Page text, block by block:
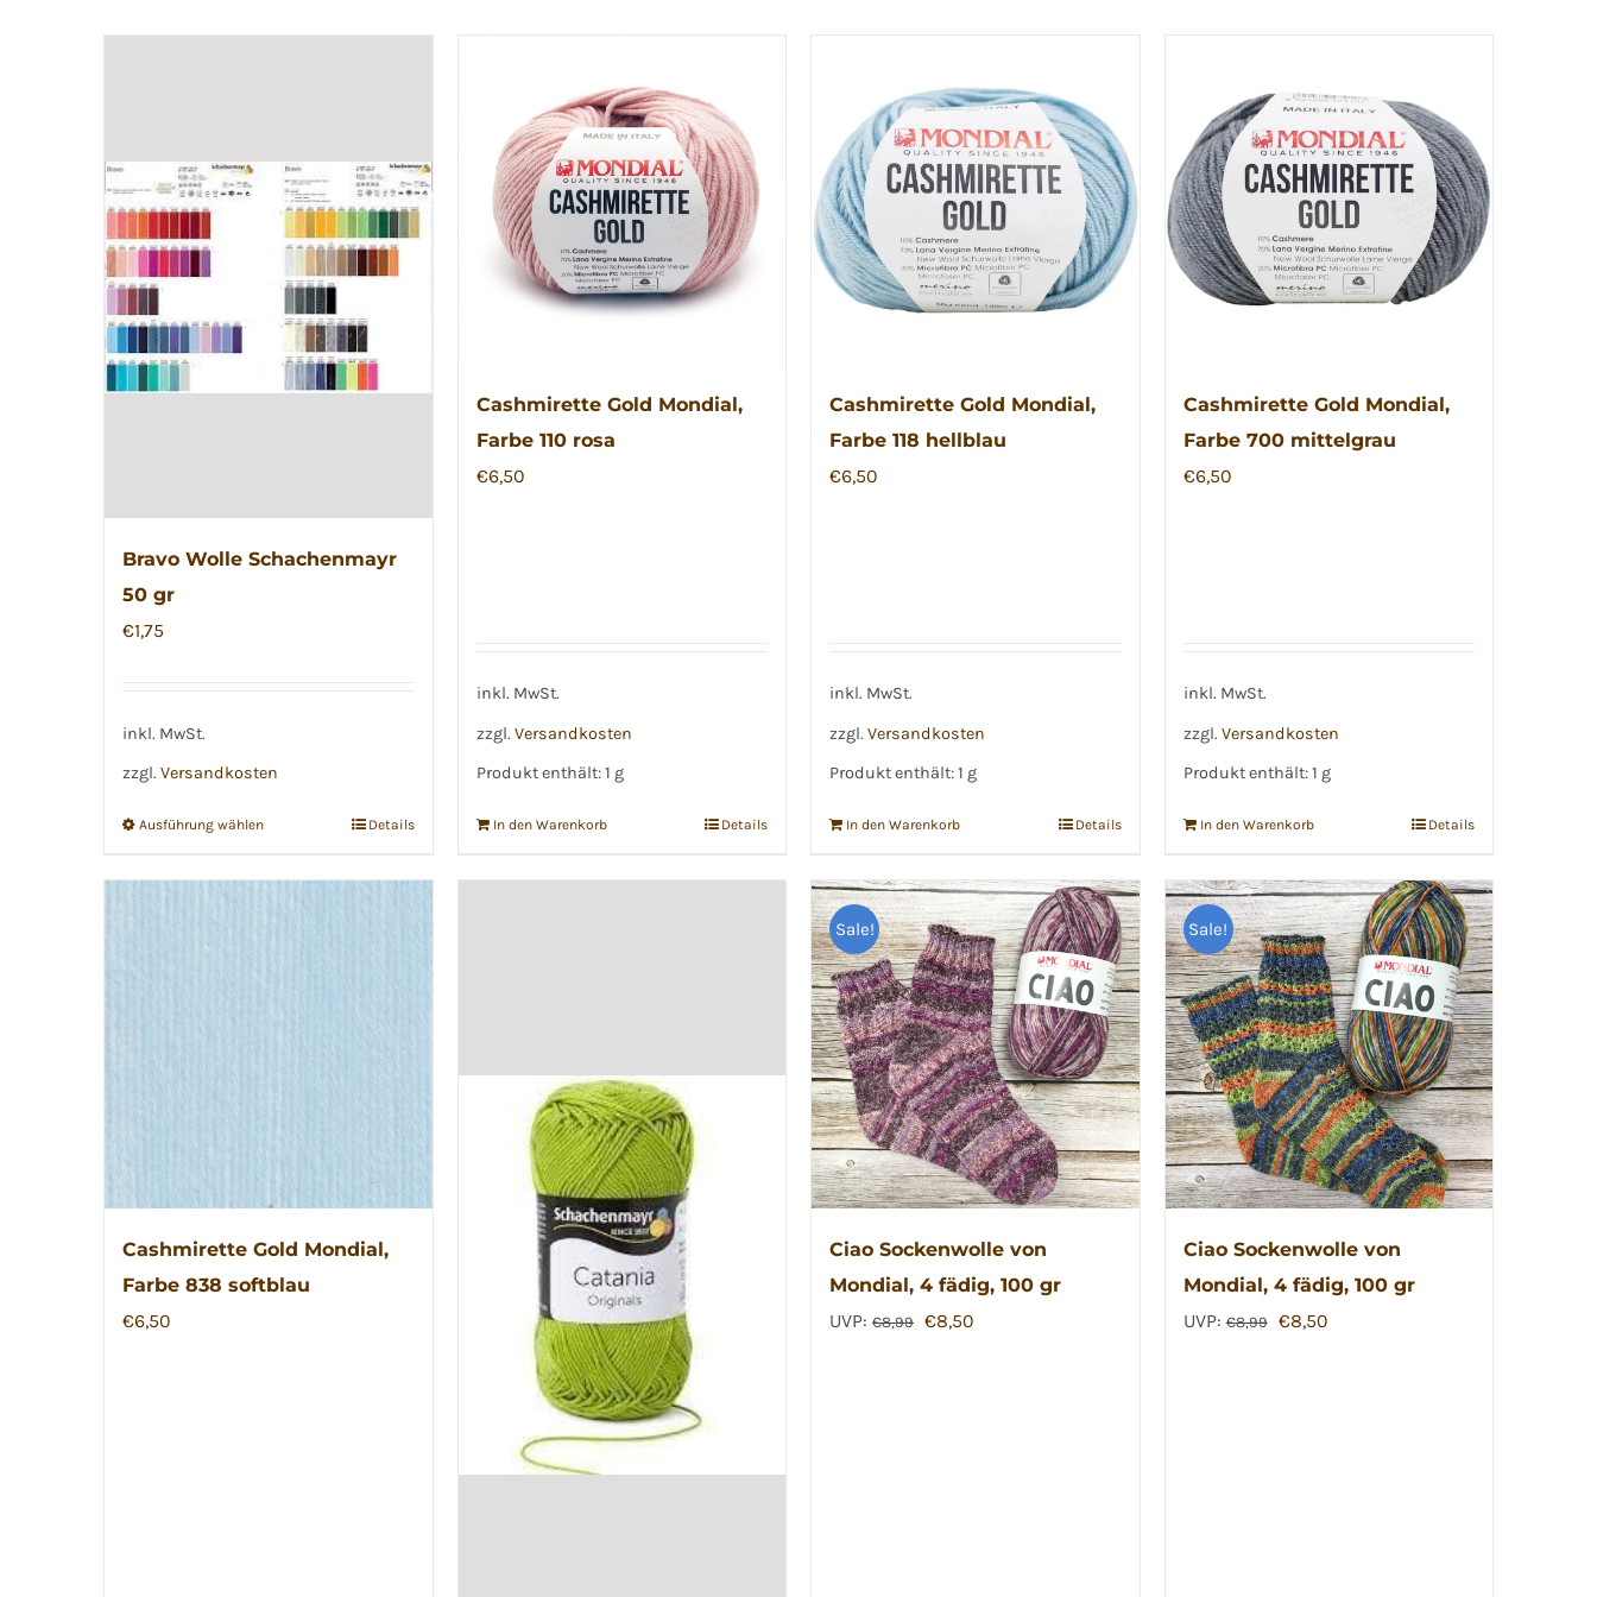
Bravo Wolle Schachenmayr
50 gr
€1,75
inkl. MwSt.
zzgl. Versandkosten
Ausführung wählenDieses
weist
mehrere
Varianten
auf.
Optionen
können
der
Produktseite
gewählt
werden
Details
Cashmirette Gold Mondial,
Farbe 110 rosa
€6,50
inkl. MwSt.
zzgl. Versandkosten
Produkt enthält: 1 g
In den Warenkorb Details
Cashmirette Gold Mondial,
Farbe 118 hellblau
€6,50
inkl. MwSt.
zzgl. Versandkosten
Produkt enthält: 1 g
In den Warenkorb Details
Cashmirette Gold Mondial,
Farbe 700 mittelgrau
€6,50
inkl. MwSt.
zzgl. Versandkosten
Produkt enthält: 1 g
In den Warenkorb Details
Cashmirette Gold Mondial,
Farbe 838 softblau
€6,50
Sale!
Ciao Sockenwolle von
Mondial, 4 fädig, 100 gr
UVP: €8,99 Ursprünglicher
€8,50
Sale!
Ciao Sockenwolle von
Mondial, 4 fädig, 100 gr
UVP: €8,99
Ursprünglicher
€8,50Aktueller